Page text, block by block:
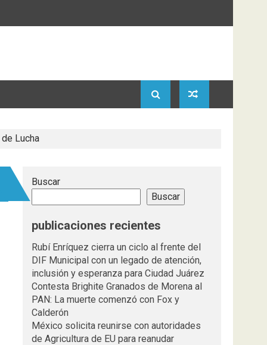
Lucha
Buscar
Buscar
publicaciones recientes
Rubí Enríquez cierra un ciclo al frente del
DIF Municipal con un legado de atención,
inclusión y esperanza para Ciudad Juárez
Contesta Brighite Granados de Morena al
PAN: La muerte comenzó con Fox y
Calderón
México solicita reunirse con autoridades
de Agricultura de EU para reanudar